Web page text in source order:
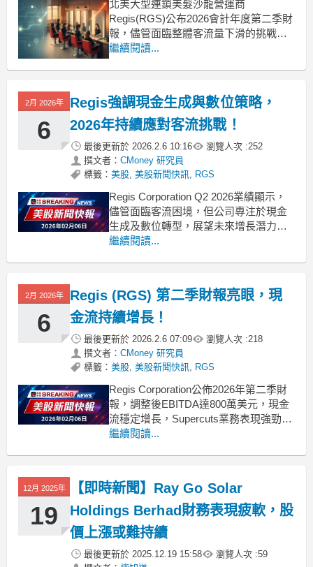
北美大型連鎖美髮沙龍營運商
Regis(RGS)公布2026會計年度第二季財
報，儘管面臨整體客流量下滑的挑戰，
公司仍繳出亮眼成績單。受惠於自營沙
現營運現金流轉正。管理層強調，未來
將持續聚焦於數位轉型與AI應用，以提
升營運效率。營收年增
繼續閱讀...
2月 2026年
6
Regis強調現金生成與數位策略，
2026年持續應對客流挑戰！
最後更新於 2026.2.6 10:16 瀏覽人次 :252
撰文者： CMoney 研究員
標籤： 美股, 美股新聞快訊, RGS
Regis Corporation Q2 2026業績顯示，
儘管面臨客流困境，但公司專注於現金
生成及數位轉型，展望未來增長潛力。
.badgeprice-container {
gap: 1rem !import
繼續閱讀...
2月 2026年
6
Regis (RGS) 第二季財報亮眼，現
金流持續增長！
最後更新於 2026.2.6 07:09 瀏覽人次 :218
撰文者： CMoney 研究員
標籤： 美股, 美股新聞快訊, RGS
Regis Corporation公佈2026年第二季財
報，調整後EBITDA達800萬美元，現金
流穩定增長，Supercuts業務表現強勁。
.badgeprice-container {
gap: 1rem
繼續閱讀...
12月 2025年
19
【即時新聞】Ray Go Solar
Holdings Berhad財務表現疲軟，股
價上漲或難持續
最後更新於 2025.12.19 15:58 瀏覽人次 :59